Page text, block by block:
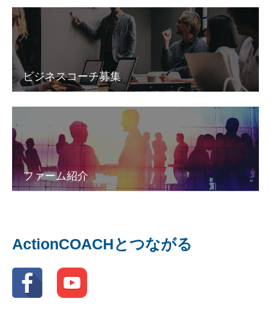
ビジネスコーチ募集
ファーム紹介
ActionCOACHとつながる